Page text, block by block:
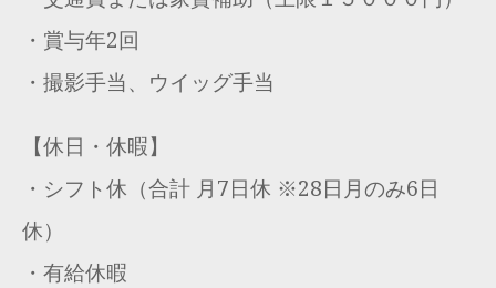
・賞与年2回
・撮影手当、ウイッグ手当
【休日・休暇】
・シフト休（合計 月7日休 ※28日月のみ6日
休）
・有給休暇